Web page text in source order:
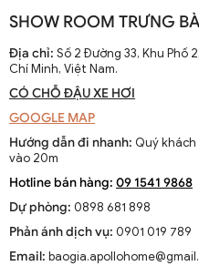
pháp thông gió hiệu
được làm thủ công và
nhanh chóng phát
điện.
Sự thay đổi và cải tiến
tiến với thiết kế hiện
cứu để nâng cao hiệu
Xu hướng hiện tại trên
Hiện nay, quạt trần
SHOW ROOM TRƯNG
Địa chỉ: Số 2 Đường 33, Khu Phố
Chí Minh, Việt Nam.
CÓ CHỖ ĐẬU XE HƠI
GOOGLE MAP
Hướng dẫn đi nhanh: Quý
vào 20m
Hotline bán hàng: 09 1541 9868
Dự phòng: 0898 681 898
Phản ánh dịch vụ: 0901 019 789
Email: